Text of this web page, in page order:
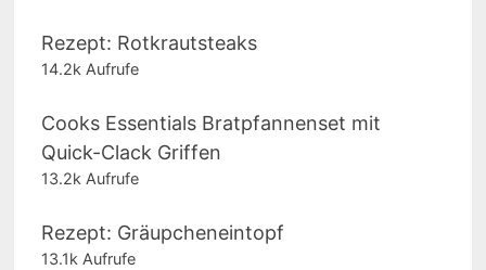
Rezept: Rotkrautsteaks
14.2k Aufrufe
Cooks Essentials Bratpfannenset mit
Quick-Clack Griffen
13.2k Aufrufe
Rezept: Gräupcheneintopf
13.1k Aufrufe